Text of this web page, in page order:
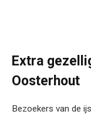
Extra
Oosterhout
Bezoekers van de